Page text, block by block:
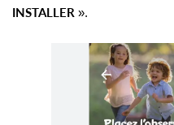
INSTALLER ».